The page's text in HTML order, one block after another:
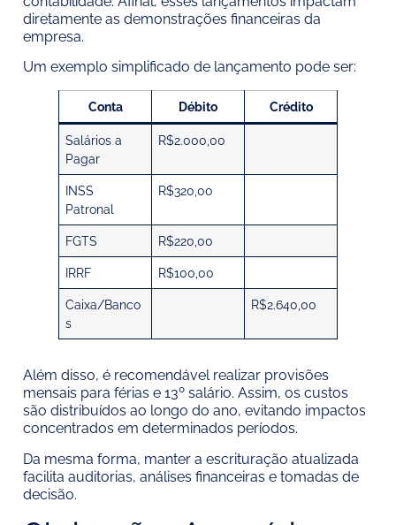
diretamente as demonstrações financeiras da
empresa.
Um exemplo simplificado de lançamento pode ser:
Conta Débito Crédito
Salários a
Pagar
R$2.000,00
INSS
Patronal
R$320,00
FGTS R$220,00
IRRF R$100,00
Caixa/Banco
s
R$2.640,00
Além disso, é recomendável realizar provisões
mensais para férias e 13º salário. Assim, os custos
são distribuídos ao longo do ano, evitando impactos
concentrados em determinados períodos.
Da mesma forma, manter a escrituração atualizada
facilita auditorias, análises financeiras e tomadas de
decisão.